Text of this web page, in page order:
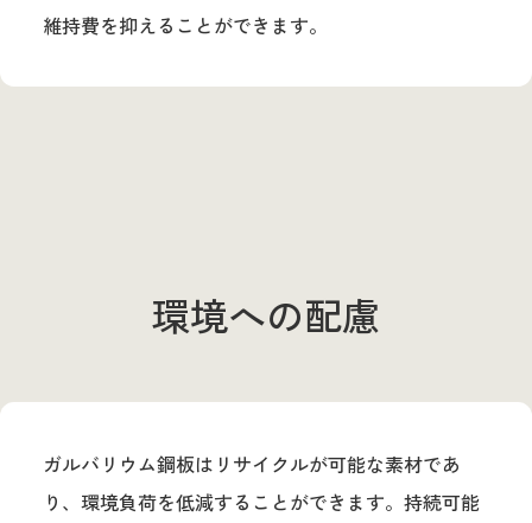
維持費を抑えることができます。
環境への配慮
ガルバリウム鋼板はリサイクルが可能な素材であ
り、環境負荷を低減することができます。持続可能